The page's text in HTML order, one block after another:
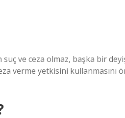
ve ceza olmaz, başka bir
verme yetkisini